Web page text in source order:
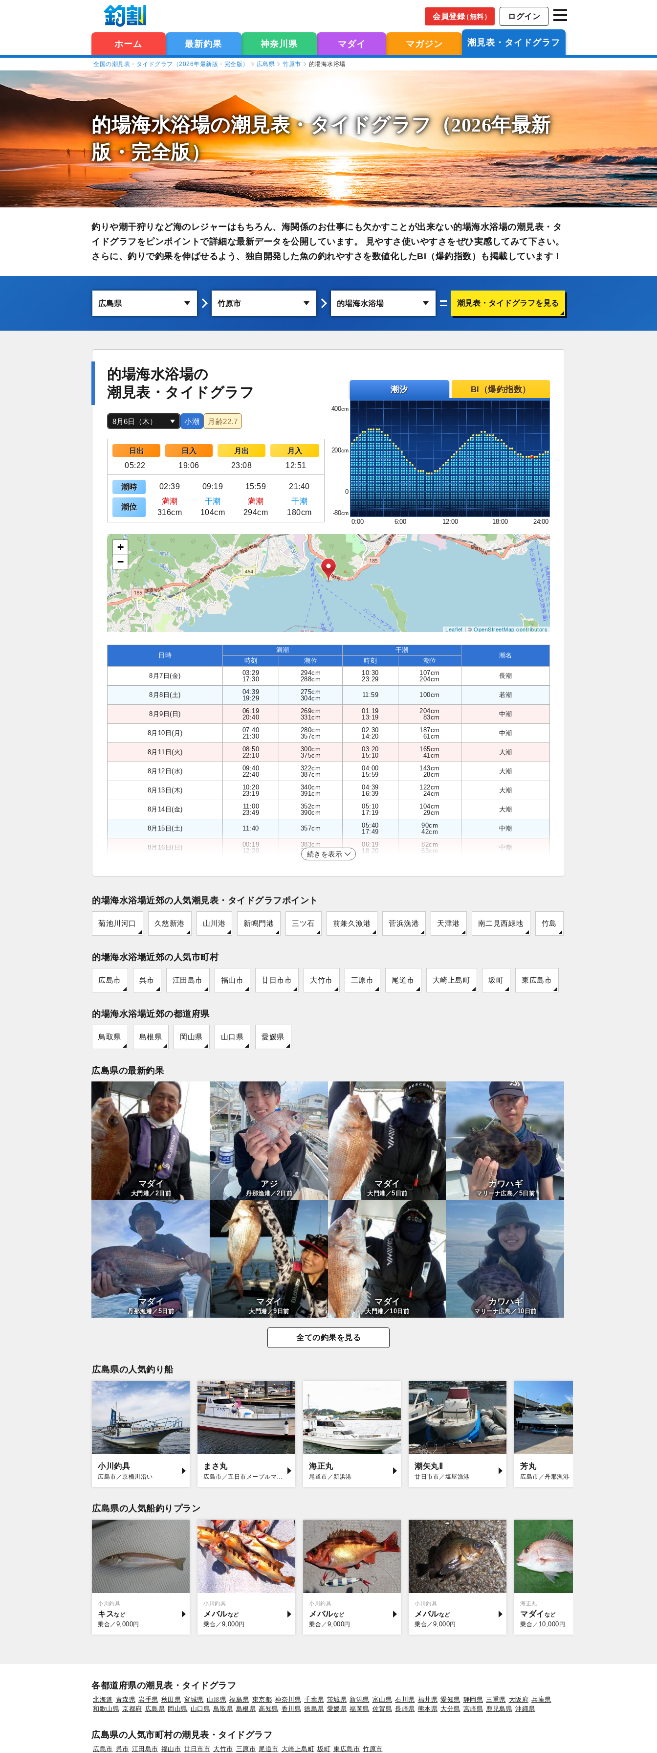
会員登録（無料） ログイン
ホーム 最新釣果 神奈川県 マダイ マガジン 潮見表・タイドグラフ
全国の潮見表・タイドグラフ（2026年最新版・完全版） 広島県 竹原市 的場海水浴場
的場海水浴場の潮見表・タイドグラフ（2026年最新
版・完全版）
釣りや潮干狩りなど海のレジャーはもちろん、海関係のお仕事にも欠かすことが出来ない的場海水浴場の潮見表・タ
イドグラフをピンポイントで詳細な最新データを公開しています。 見やすさ使いやすさをぜひ実感してみて下さい。
さらに、釣りで釣果を伸ばせるよう、独自開発した魚の釣れやすさを数値化したBI（爆釣指数）も掲載しています！
潮見表・タイドグラフを見る
的場海水浴場の
潮見表・タイドグラフ
小潮 月齢22.7
日出 日入 月出
月入
05:22
19:06 23:08 12:51
潮時 02:39 09:19 15:59 21:40
潮位
満潮 干潮 満潮
干潮
316cm
104cm 294cm 180cm
潮汐 BI（爆釣指数）
400
200
0
-80
0:00
6:00 12:00 18:00 24:00
+
−
Leaflet| ©OpenStreetMap contributors
日時
満潮 干潮
潮名
時刻 潮位 時刻 潮位
8月7日(金)
03:29
17:30
294cm
288cm
10:30
23:29
107cm
204cm
長潮
8月8日(土)
04:39
19:29
275cm
304cm
11:59 100cm 若潮
8月9日(日)
06:19
20:40
269cm
331cm
01:19
13:19
204cm
83cm
中潮
8月10日(月)
07:40
21:30
280cm
357cm
02:30
14:20
187cm
61cm
中潮
8月11日(火)
08:50
22:10
300cm
375cm
03:20
15:10
165cm
41cm
大潮
8月12日(水)
09:40
22:40
322cm
387cm
04:00
15:59
143cm
28cm
大潮
8月13日(木)
10:20
23:19
340cm
391cm
04:39
16:39
122cm
24cm
大潮
8月14日(金)
11:00
23:49
352cm
390cm
05:10
17:19
104cm
29cm
大潮
8月15日(土) 11:40 357cm
05:40
17:49
90cm
42cm
中潮
8月16日(日)
00:19
12:20
383cm
354cm
06:19
18:20
82cm
63cm
中潮
続きを表示
的場海水浴場近郊の人気潮見表・タイドグラフポイント
菊池川河口 久慈新港 山川港 新鳴門港 三ツ石 前兼久漁港 菅浜漁港 天津港 南二見西緑地 竹島
的場海水浴場近郊の人気市町村
広島市 呉市 江田島市 福山市 廿日市市 大竹市 三原市 尾道市 大崎上島町 坂町 東広島市
的場海水浴場近郊の都道府県
鳥取県 島根県 岡山県 山口県 愛媛県
広島県の最新釣果
マダイ
大門港／2日前
アジ
丹那漁港／2日前
マダイ
大門港／5 日前
カワハギ
マリーナ広島／5日前
マダイ
丹那漁港／5日前
マダイ
大門港／9 日前
マダイ
大門港／10 日前
カワハギ
マリーナ広島／10 日前
全ての釣果を見る
広島県の人気釣り船
小川釣具
広島市／京橋川沿い
まさ丸
広島市／五日市メープルマリーナ
海正丸
尾道市／新浜港
潮矢丸Ⅱ
廿日市市／塩屋漁港
芳丸
広島市／丹那漁港
広島県の人気船釣りプラン
小川釣具
キス
乗合／ 9,000円
小川釣具
メバル
乗合／ 9,000円
小川釣具
メバル
乗合／ 9,000円
小川釣具
メバル
乗合／ 9,000円
海正丸
マダイ
乗合／ 10,000 円
各都道府県の潮見表・タイドグラフ
北海道 青森県 岩手県 秋田県 宮城県 山形県 福島県 東京都 神奈川県 千葉県 茨城県 新潟県 富山県 石川県 福井県 愛知県 静岡県 三重県 大阪府 兵庫県
和歌山県 京都府 広島県 岡山県 山口県 鳥取県 島根県 高知県 香川県 徳島県 愛媛県 福岡県 佐賀県 長崎県 熊本県 大分県 宮崎県 鹿児島県 沖縄県
広島県の人気市町村の潮見表・タイドグラフ
広島市 呉市 江田島市 福山市 廿日市市 大竹市 三原市 尾道市 大崎上島町 坂町 東広島市 竹原市